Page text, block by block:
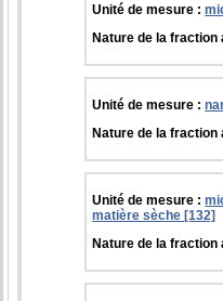
Unité de mesure :
Nature de la
Unité de mesure :
Nature de la
Unité de mesure :
matière sèche [132]
Nature de la